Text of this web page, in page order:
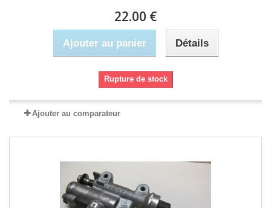
22.00 €
Ajouter au panier Détails
Rupture de stock
Ajouter au comparateur